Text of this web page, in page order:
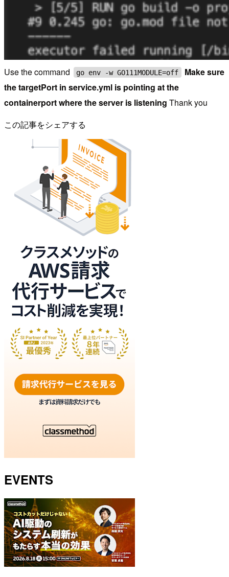
Use the command go env -w GO111MODULE=off
Make sure
the targetPort in service.yml is pointing at the
containerport where the server is listening Thank you
この記事をシェアする
EVENTS